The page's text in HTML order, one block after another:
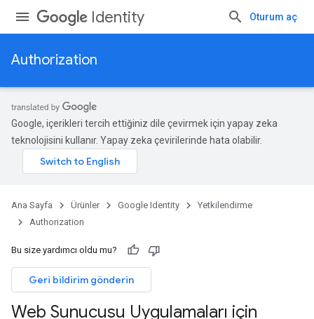
Identity Oturum aç
Authorization
Google, içerikleri tercih ettiğiniz dile çevirmek için yapay zeka
teknolojisini kullanır. Yapay zeka çevirilerinde hata olabilir.
Ana Sayfa Ürünler Google Identity
Yetkilendirme
Authorization
Bu size yardımcı oldu mu?
Geri bildirim gönderin
Web Sunucusu Uygulamaları için